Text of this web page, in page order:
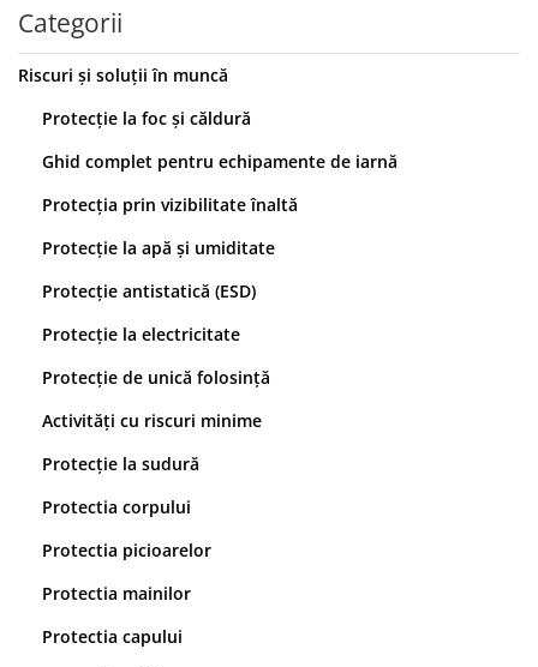
Cizme de protecție S3
Cizme de protecție S4
Cizme de protecție S5
Cizme electroizolante
Saboți și papuci de uz general
Saboți de lucru O1
Saboți de protecție OB
Sandale
Sandale de protecție OB
Sandale de lucru O1
Sandale de protecție S1
Sandale de protecție S1P
Mănuși de protecție
Protecție mecanică
Protecție tăiere
Categorii
Riscuri și soluții în muncă
Protecție la foc și căldură
Ghid complet pentru echipamente de iarnă
Protecția prin vizibilitate înaltă
Protecție la apă și umiditate
Protecție antistatică (ESD)
Protecție la electricitate
Protecție de unică folosință
Activități cu riscuri minime
Protecție la sudură
Protectia corpului
Protectia picioarelor
Protectia mainilor
Protectia capului